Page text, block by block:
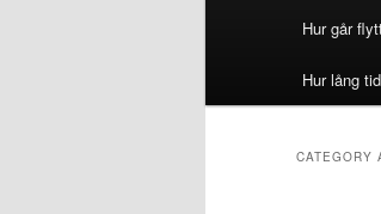
Hur går
Hur lång
CATEGORY